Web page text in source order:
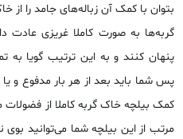
بتوان با کمک آن زباله‌های جامد را از
گربه‌ها به صورت کاملا غریزی عادت
پنهان کنند و به این ترتیب گویا به
پس شما باید بعد از هر بار مدفوع و
کمک بیلچه خاک گربه کاملا از
مرتب از این بیلچه شما می‌توانید بوی